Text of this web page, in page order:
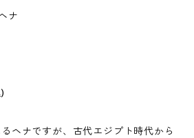
ナ
ヘナですが、古代エジプト時代から